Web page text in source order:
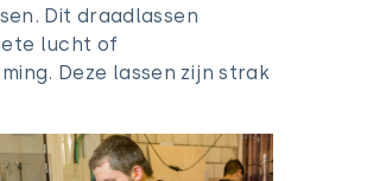
Dit draadlassen
lucht of
Deze lassen zijn strak